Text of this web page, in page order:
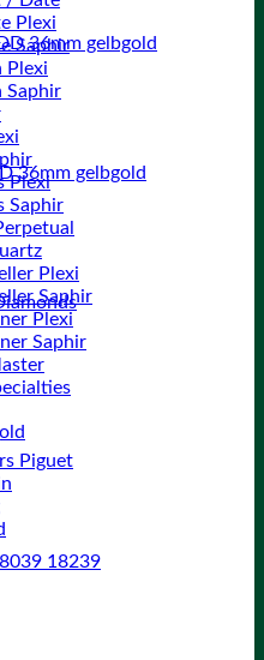
Plexi
Saphir
Plexi
Saphir
Plexi
Saphir
Plexi
Saphir
Plexi
Saphir
Piguet
36mm gelbgold
36mm gelbgold
18239